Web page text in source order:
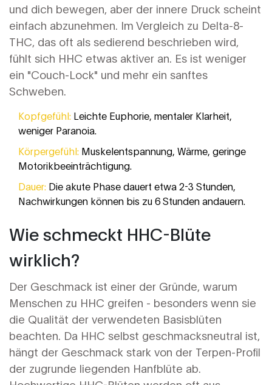
und dich bewegen, aber der innere Druck scheint
einfach abzunehmen. Im Vergleich zu Delta-8-
THC, das oft als sedierend beschrieben wird,
fühlt sich HHC etwas aktiver an. Es ist weniger
ein "Couch-Lock" und mehr ein sanftes
Schweben.
Kopfgefühl: Leichte Euphorie, mentaler Klarheit,
weniger Paranoia.
Körpergefühl: Muskelentspannung, Wärme, geringe
Motorikbeeinträchtigung.
Dauer: Die akute Phase dauert etwa 2-3 Stunden,
Nachwirkungen können bis zu 6 Stunden andauern.
Wie schmeckt HHC-Blüte
wirklich?
Der Geschmack ist einer der Gründe, warum
Menschen zu HHC greifen - besonders wenn sie
die Qualität der verwendeten Basisblüten
beachten. Da HHC selbst geschmacksneutral ist,
hängt der Geschmack stark von der Terpen-Profil
der zugrunde liegenden Hanfblüte ab.